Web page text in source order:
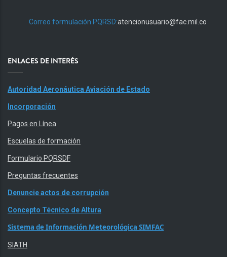
Correo formulación PQRSD:atencionusuario@fac.mil.co
ENLACES DE INTERÉS
Autoridad Aeronáutica Aviación de Estado
Incorporación
Pagos en Línea
Escuelas de formación
Formulario PQRSDF
Preguntas frecuentes
Denuncie actos de corrupción
Concepto Técnico de Altura
Sistema de Información Meteorológica SIMFAC
SIATH